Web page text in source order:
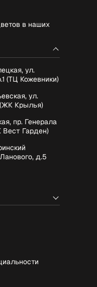
в наших
ул.
(ТЦ Кожевники)
ул.
(ЖК Крылья)
пр. Генерала
Гарден)
д.5